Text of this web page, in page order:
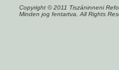
Copyright © 2011 Tiszáninneni
Minden jog fentartva. All Rights